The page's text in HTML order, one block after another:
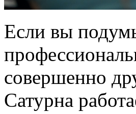
Если вы
совершенно
Сатурна